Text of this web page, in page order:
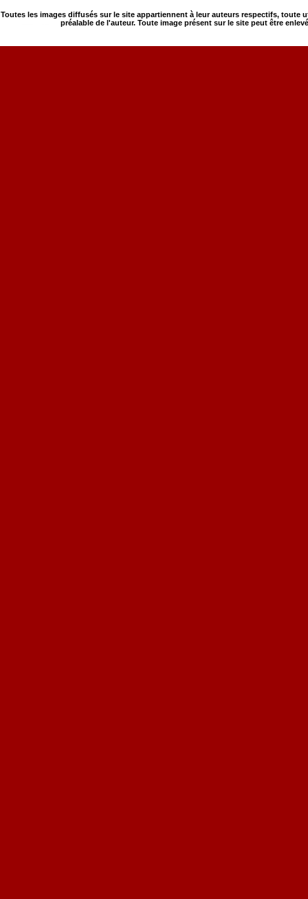
Toutes les images diffusés sur le site appartiennent à leur auteurs respectifs,
préalable de l'auteur. Toute image présent sur le site peut être